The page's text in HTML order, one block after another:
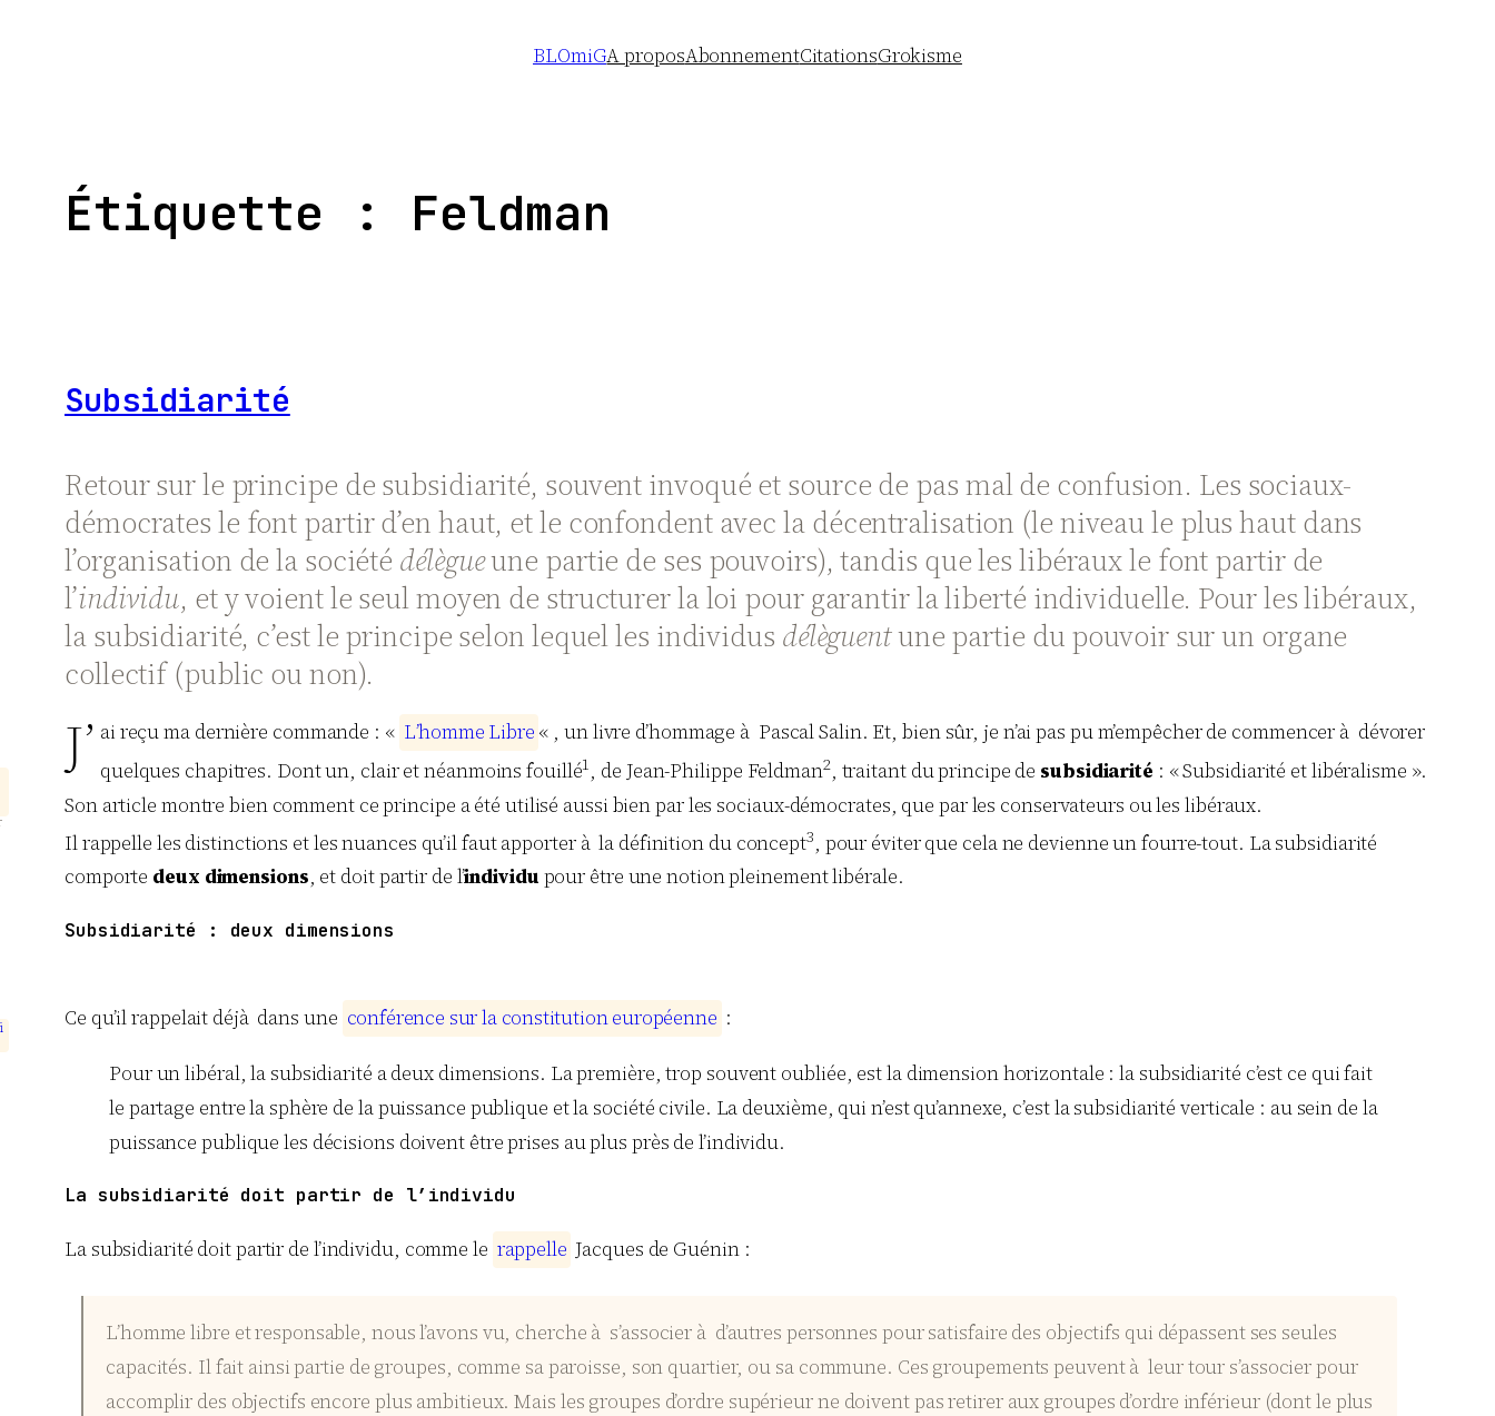
BLOmiGA proposAbonnementCitationsGrokisme
Étiquette : Feldman
Subsidiarité
Retour sur le principe de subsidiarité, souvent invoqué et source de pas mal de confusion. Les sociaux-
démocrates le font partir d’en haut, et le confondent avec la décentralisation (le niveau le plus haut dans
l’organisation de la société délègueune partie de ses pouvoirs), tandis que les libéraux le font partir de
l’individu, et y voient le seul moyen de structurer la loi pour garantir la liberté individuelle. Pour les libéraux,
la subsidiarité, c’est le principe selon lequel les individus délèguentune partie du pouvoir sur un organe
collectif (public ou non).
J’ ai reçu ma dernière commande : « L’homme Libre « , un livre d’hommage à PascalSalin. Et, bien sûr, je n’ai pas pu m’empêcher de commencer à dévorer
quelques chapitres. Dont un, clair et néanmoins fouillé1, de Jean-Philippe Feldman2, traitant du principe de subsidiarité : « Subsidiarité et libéralisme ».
Son article montre bien comment ce principe a été utilisé aussi bien par les sociaux-démocrates, que par les conservateurs ou les libéraux.
Il rappelle les distinctions et les nuances qu’il faut apporter à la définition du concept3, pour éviter que cela ne devienne un fourre-tout. La subsidiarité
comporte deux dimensions, et doit partir de l’individu pour être une notion pleinement libérale.
Subsidiarité : deux dimensions
Ce qu’il rappelait déjà dans une conférence surla constitutioneuropéenne :
Pour un libéral, la subsidiarité a deux dimensions. La première, trop souvent oubliée, est la dimension horizontale : la subsidiarité c’est ce qui fait
le partage entre la sphère de la puissance publique et la société civile. La deuxième, qui n’est qu’annexe, c’est la subsidiarité verticale : au sein de la
puissance publique les décisions doivent être prises au plus près de l’individu.
La subsidiarité doit partir de l’individu
La subsidiarité doit partir de l’individu, comme le rappelle Jacques de Guénin :
L’homme libre et responsable, nous l’avons vu, cherche à s’associer à d’autres personnes pour satisfaire des objectifs qui dépassent ses seules
capacités. Il fait ainsi partie de groupes, comme sa paroisse, son quartier, ou sa commune. Ces groupements peuvent à leur tour s’associer pour
accomplir des objectifs encore plus ambitieux. Mais les groupes d’ordre supérieur ne doivent pas retirer aux groupes d’ordre inférieur (dont le plus